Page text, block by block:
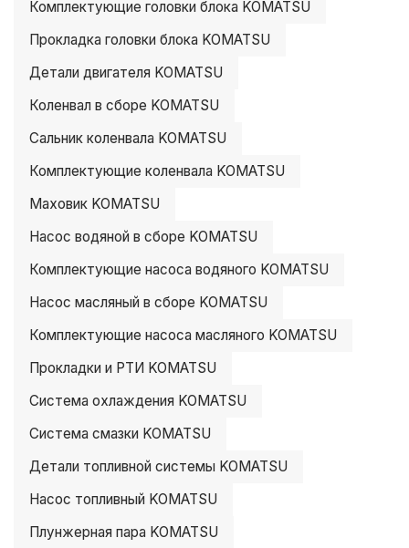
Комплектующие головки блока KOMATSU
Прокладка головки блока KOMATSU
Детали двигателя KOMATSU
Коленвал в сборе KOMATSU
Сальник коленвала KOMATSU
Комплектующие коленвала KOMATSU
Маховик KOMATSU
Насос водяной в сборе KOMATSU
Комплектующие насоса водяного KOMATSU
Насос масляный в сборе KOMATSU
Комплектующие насоса масляного KOMATSU
Прокладки и РТИ KOMATSU
Система охлаждения KOMATSU
Система смазки KOMATSU
Детали топливной системы KOMATSU
Насос топливный KOMATSU
Плунжерная пара KOMATSU